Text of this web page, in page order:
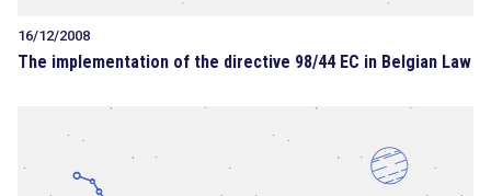
16/12/2008
The implementation of the directive 98/44 EC in Belgian Law